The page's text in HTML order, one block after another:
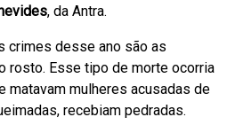
, da Antra.
crimes desse ano são as
rosto. Esse tipo de morte ocorria
matavam mulheres acusadas de
recebiam pedradas.